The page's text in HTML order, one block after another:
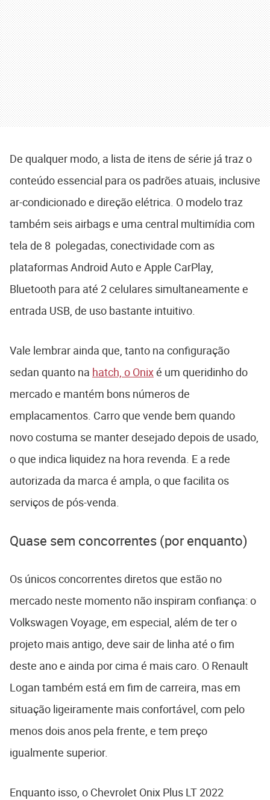
De qualquer modo, a lista de itens de série já traz o
conteúdo essencial para os padrões atuais, inclusive
ar-condicionado e direção elétrica. O modelo traz
também seis airbags e uma central multimídia com
tela de 8 polegadas, conectividade com as
plataformas Android Auto e Apple CarPlay,
Bluetooth para até 2 celulares simultaneamente e
entrada USB, de uso bastante intuitivo.
Vale lembrar ainda que, tanto na configuração
sedan quanto na hatch, o Onixé um queridinho do
mercado e mantém bons números de
emplacamentos. Carro que vende bem quando
novo costuma se manter desejado depois de usado,
o que indica liquidez na hora revenda. E a rede
autorizada da marca é ampla, o que facilita os
serviços de pós-venda.
Quase sem concorrentes (por enquanto)
Os únicos concorrentes diretos que estão no
mercado neste momento não inspiram confiança: o
Volkswagen Voyage, em especial, além de ter o
projeto mais antigo, deve sair de linha até o fim
deste ano e ainda por cima é mais caro. O Renault
Logan também está em fim de carreira, mas em
situação ligeiramente mais confortável, com pelo
menos dois anos pela frente, e tem preço
igualmente superior.
Enquanto isso, o Chevrolet Onix Plus LT 2022